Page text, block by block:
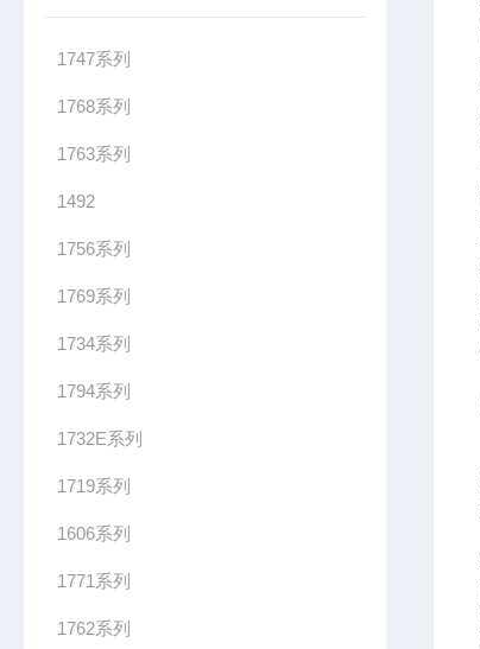
1747系列
1768系列
1763系列
1492
1756系列
1769系列
1734系列
1794系列
1732E系列
1719系列
1606系列
1771系列
1762系列